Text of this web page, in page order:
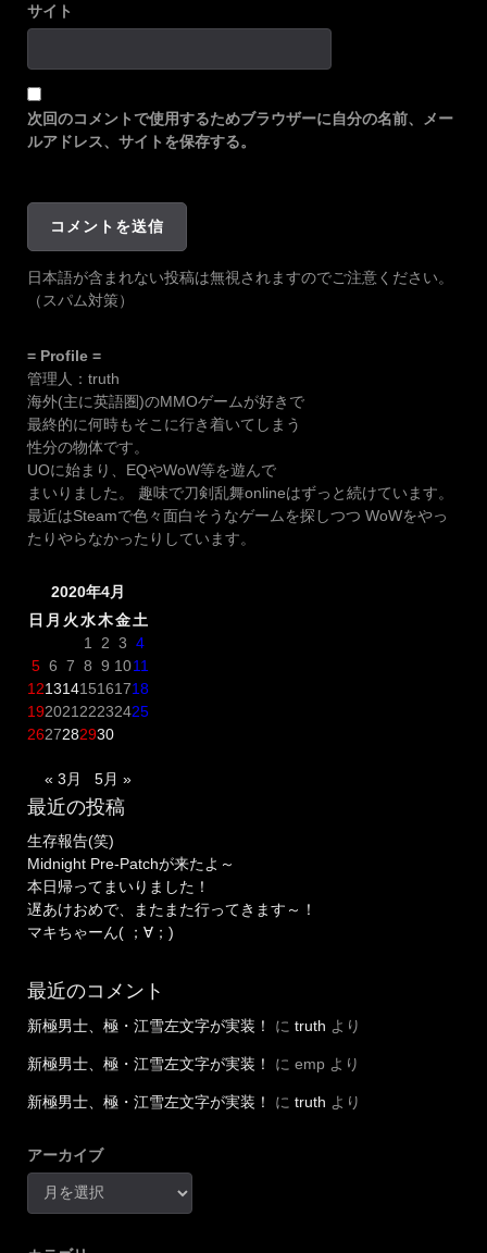
サイト
次回のコメントで使用するためブラウザーに自分の名前、メー
ルアドレス、サイトを保存する。
日本語が含まれない投稿は無視されますのでご注意ください。
（スパム対策）
= Profile =
管理人：truth
海外(主に英語圏)のMMOゲームが好きで
最終的に何時もそこに行き着いてしまう
性分の物体です。
UOに始まり、EQやWoW等を遊んで
まいりました。 趣味で刀剣乱舞onlineはずっと続けています。
最近はSteamで色々面白そうなゲームを探しつつ WoWをやっ
たりやらなかったりしています。
2020年4月
日 月 火水木金土
1
2 3 4
5 6 7 8 9 1011
12131415161718
192021 22232425
2627282930
« 3月 5月 »
最近の投稿
生存報告(笑)
Midnight Pre-Patchが来たよ～
本日帰ってまいりました！
遅あけおめで、またまた行ってきます～！
マキちゃーん( ；∀；)
最近のコメント
新極男士、極・江雪左文字が実装！ に truth より
新極男士、極・江雪左文字が実装！ に emp より
新極男士、極・江雪左文字が実装！ に truth より
アーカイブ